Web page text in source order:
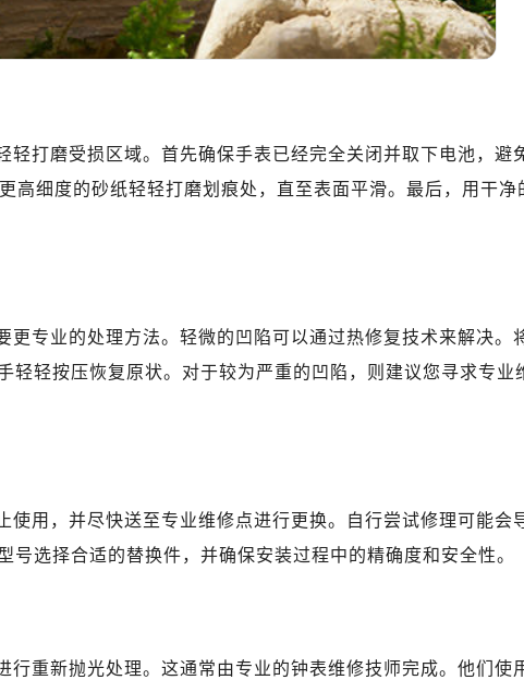
轻打磨受损区域。首先确保手表已经完全关闭并取下电池，避
高细度的砂纸轻轻打磨划痕处，直至表面平滑。最后，用干净
更专业的处理方法。轻微的凹陷可以通过热修复技术来解决。
轻轻按压恢复原状。对于较为严重的凹陷，则建议您寻求专业
使用，并尽快送至专业维修点进行更换。自行尝试修理可能会
选择合适的替换件，并确保安装过程中的精确度和安全性。
行重新抛光处理。这通常由专业的钟表维修技师完成。他们使